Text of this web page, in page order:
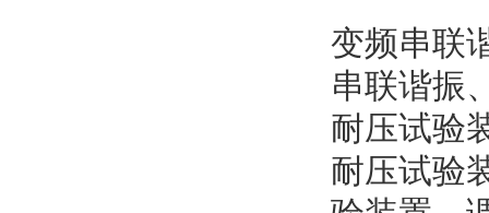
变频串联
串联谐振
耐压试验
耐压试验